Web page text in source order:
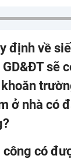
định về
sẽ
ở nhà có
có